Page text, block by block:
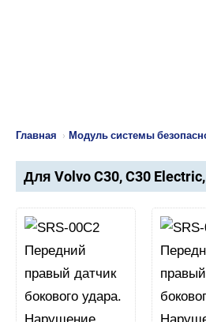
Главная › Модуль системы
Для Volvo C30, C30